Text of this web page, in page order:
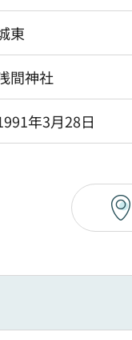
東
間神社
年3月28日